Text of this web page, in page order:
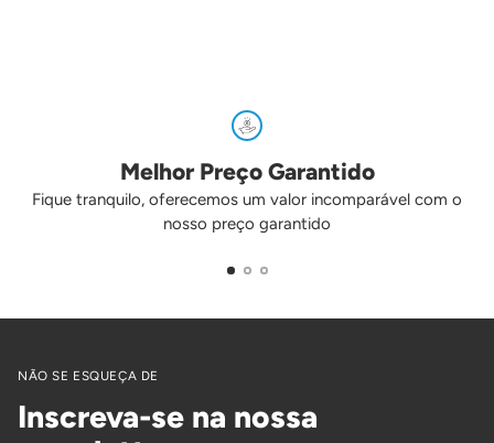
Melhor Preço Garantido
Fique tranquilo, oferecemos um valor incomparável com o
nosso preço garantido
NÃO SE ESQUEÇA DE
Inscreva-se na nossa